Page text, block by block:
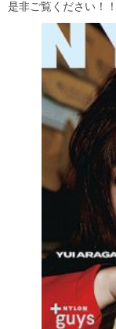
是非ご覧ください！！